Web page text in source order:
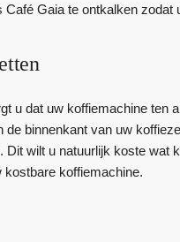
Gaia te ontkalken zodat
u dat uw koffiemachine ten
binnenkant van uw
wilt u natuurlijk koste
koffiemachine.